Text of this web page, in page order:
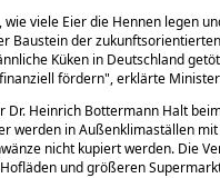
viele Eier die Hennen legen
Baustein der
Küken in Deutschland
fördern , erklärte
Heinrich Bottermann Halt
werden in Außenklimaställen
nicht kupiert werden. Die
und größeren